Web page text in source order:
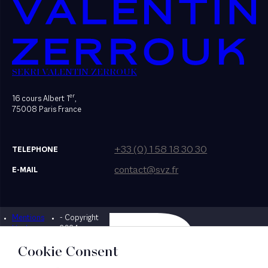
SEKRI VALENTIN ZERROUK
16 cours Albert 1er,
75008 Paris France
TELEPHONE +33 (0) 1 58 18 30 30
E-MAIL contact@svz.fr
Mentions
légales
- Copyright
2024
Designed by Bonhomme
Cookie Consent